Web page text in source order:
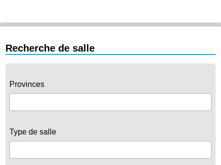
Recherche de salle
Provinces
Type de salle